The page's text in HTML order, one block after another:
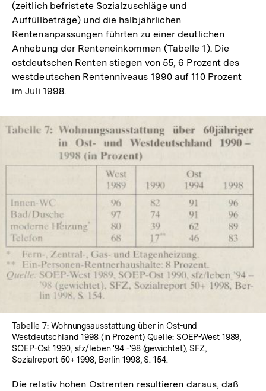
(zeitlich befristete Sozialzuschläge und
Auffüllbeträge) und die halbjährlichen
Rentenanpassungen führten zu einer deutlichen
Anhebung der Renteneinkommen (Tabelle 1). Die
ostdeutschen Renten stiegen von 55, 6 Prozent des
westdeutschen Rentenniveaus 1990 auf 110 Prozent
im Juli 1998.
Lightbox
öffnen
Tabelle 7: Wohnungsausstattung über in Ost-und
Westdeutschland 1998 (in Prozent) Quelle: SOEP-West 1989,
SOEP-Ost 1990, sfz/leben '94 -'98 (gewichtet), SFZ,
Sozialreport 50+ 1998, Berlin 1998, S. 154.
Die relativ hohen Ostrenten resultieren daraus, daß